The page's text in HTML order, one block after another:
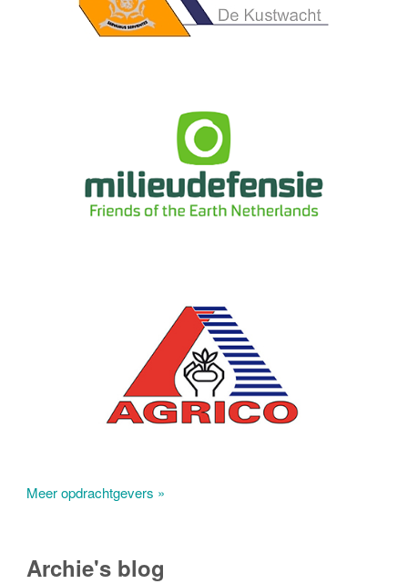
Meer opdrachtgevers »
Archie's blog